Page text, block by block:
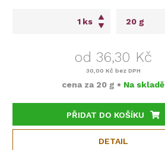
ks
od 36,30 Kč
30,00 Kč bez DPH
cena za 20 g • Na skladě
PŘIDAT DO KOŠÍKU
DETAIL